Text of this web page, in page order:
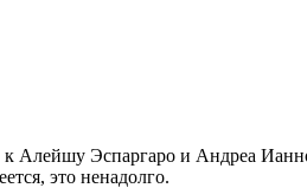
Алейшу Эспаргаро и Андреа
это ненадолго.